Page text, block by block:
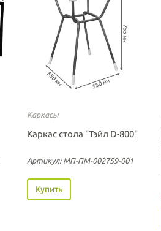
Каркасы
Каркас стола "Тэйл D-800"
Артикул: МП-ПМ-002759-001
Купить